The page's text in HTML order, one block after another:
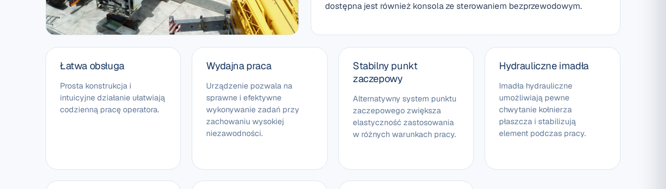
dostępna jest również konsola ze sterowaniem bezprzewodowym.
Łatwa obsługa
Prosta konstrukcja i
intuicyjne działanie ułatwiają
codzienną pracę operatora.
Wydajna praca
Urządzenie pozwala na
sprawne i efektywne
wykonywanie zadań przy
zachowaniu wysokiej
niezawodności.
Stabilny punkt
zaczepowy
Alternatywny system punktu
zaczepowego zwiększa
elastyczność zastosowania
w różnych warunkach pracy.
Hydrauliczne imadła
Imadła hydrauliczne
umożliwiają pewne
chwytanie kołnierza
płaszcza i stabilizują
element podczas pracy.